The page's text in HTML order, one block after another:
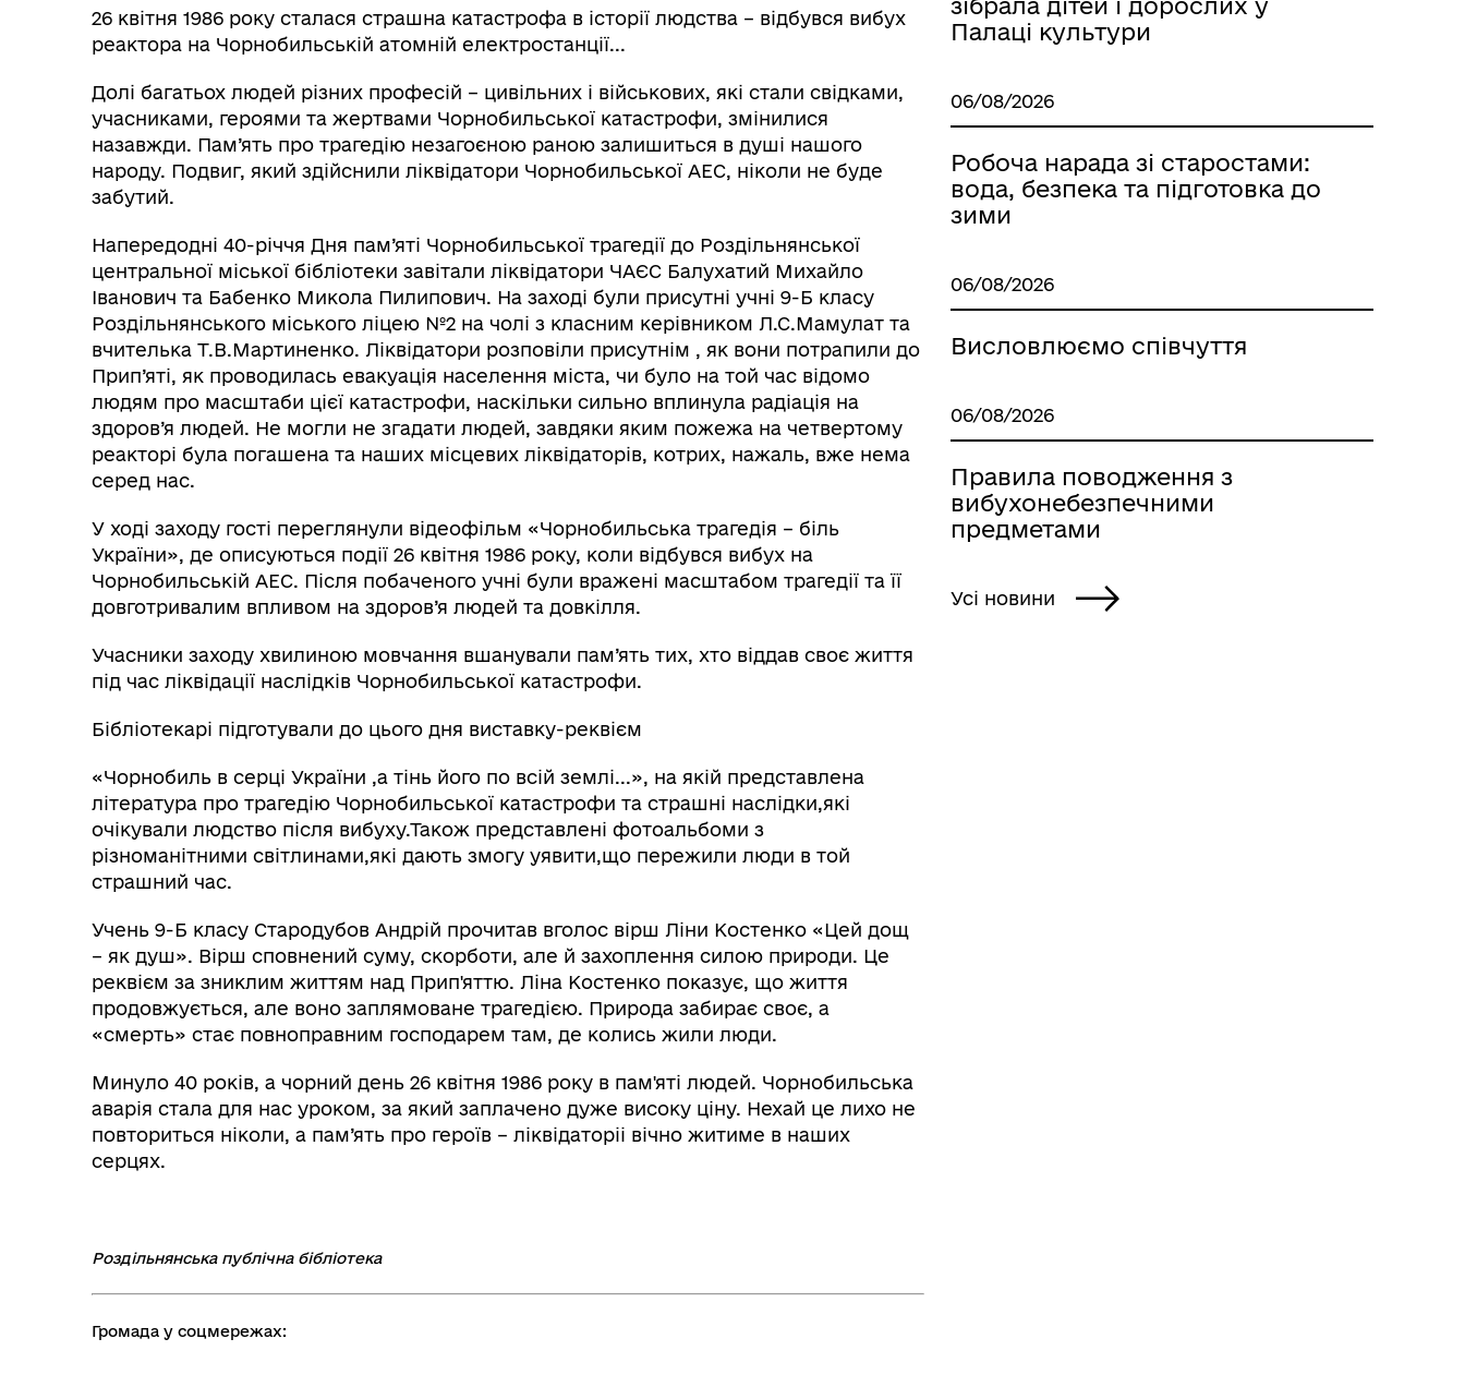
Графіки прийому громадян
робочі групи, комісії)
Інформаційна безпека та
технічний захист інформації
Радіаційний фон
Військовослужбовцям,
ветеранам та їхнім родинам
Електронна черга в ТЦК
26 квітня 1986 року сталася страшна катастрофа в історії людства – відбувся вибух
реактора на Чорнобильській атомній електростанції...
Долі багатьох людей різних професій – цивільних і військових, які стали свідками,
учасниками, героями та жертвами Чорнобильської катастрофи, змінилися
назавжди. Пам’ять про трагедію незагоєною раною залишиться в душі нашого
народу. Подвиг, який здійснили ліквідатори Чорнобильської АЕС, ніколи не буде
забутий.
Напередодні 40-річчя Дня пам’яті Чорнобильської трагедії до Роздільнянської
центральної міської бібліотеки завітали ліквідатори ЧАЄС Балухатий Михайло
Іванович та Бабенко Микола Пилипович. На заході були присутні учні 9-Б класу
Роздільнянського міського ліцею №2 на чолі з класним керівником Л.С.Мамулат та
вчителька Т.В.Мартиненко. Ліквідатори розповіли присутнім , як вони потрапили до
Прип’яті, як проводилась евакуація населення міста, чи було на той час відомо
людям про масштаби цієї катастрофи, наскільки сильно вплинула радіація на
здоров’я людей. Не могли не згадати людей, завдяки яким пожежа на четвертому
реакторі була погашена та наших місцевих ліквідаторів, котрих, нажаль, вже нема
серед нас.
У ході заходу гості переглянули відеофільм «Чорнобильська трагедія – біль
України», де описуються події 26 квітня 1986 року, коли відбувся вибух на
Чорнобильській АЕС. Після побаченого учні були вражені масштабом трагедії та її
довготривалим впливом на здоров’я людей та довкілля.
Учасники заходу хвилиною мовчання вшанували пам’ять тих, хто віддав своє життя
під час ліквідації наслідків Чорнобильської катастрофи.
Бібліотекарі підготували до цього дня виставку-реквієм
«Чорнобиль в серці України ,а тінь його по всій землі...», на якій представлена
література про трагедію Чорнобильської катастрофи та страшні наслідки,які
очікували людство після вибуху.Також представлені фотоальбоми з
різноманітними світлинами,які дають змогу уявити,що пережили люди в той
страшний час.
Учень 9-Б класу Стародубов Андрій прочитав вголос вірш Ліни Костенко «Цей дощ
– як душ». Вірш сповнений суму, скорботи, але й захоплення силою природи. Це
реквієм за зниклим життям над Прип'яттю. Ліна Костенко показує, що життя
продовжується, але воно заплямоване трагедією. Природа забирає своє, а
«смерть» стає повноправним господарем там, де колись жили люди.
Минуло 40 років, а чорний день 26 квітня 1986 року в пам'яті людей. Чорнобильська
аварія стала для нас уроком, за який заплачено дуже високу ціну. Нехай це лихо не
повториться ніколи, а пам’ять про героїв – ліквідаторіі вічно житиме в наших
серцях.
Роздільнянська публічна бібліотека
Громада у соцмережах:
зібрала дітей і дорослих у
Палаці культури
06/08/2026
Робоча нарада зі старостами:
вода, безпека та підготовка до
зими
06/08/2026
Висловлюємо співчуття
06/08/2026
Правила поводження з
вибухонебезпечними
предметами
Усі новини